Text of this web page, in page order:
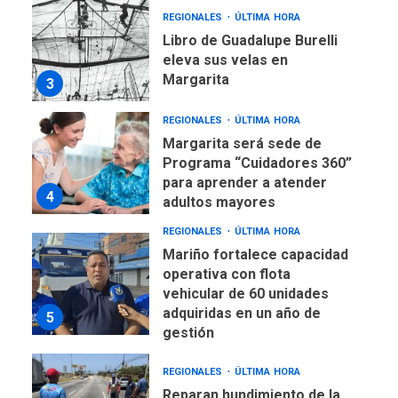
3
REGIONALES ÚLTIMA HORA
Libro de Guadalupe Burelli
eleva sus velas en
Margarita
4
REGIONALES ÚLTIMA HORA
Margarita será sede de
Programa “Cuidadores 360”
para aprender a atender
adultos mayores
5
REGIONALES ÚLTIMA HORA
Mariño fortalece capacidad
operativa con flota
vehicular de 60 unidades
adquiridas en un año de
gestión
REGIONALES ÚLTIMA HORA
Reparan hundimiento de la